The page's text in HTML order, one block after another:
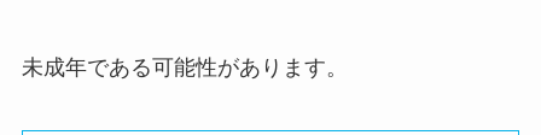
未成年である可能性があります。